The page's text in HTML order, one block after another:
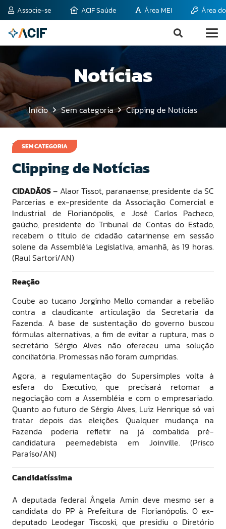
Associe-se ACIF Saúde Área MEI Área
Notícias
Início Sem categoria Clipping de Notícias
SEM CATEGORIA
14 de maio de 2008
Clipping de Notícias
CIDADÃOS– Alaor Tissot, paranaense, presidente da SC
Parcerias e ex-presidente da Associação Comercial e
Industrial de Florianópolis, e José Carlos Pacheco,
gaúcho, presidente do Tribunal de Contas do Estado,
recebem o título de cidadão catarinense em sessão
solene da Assembléia Legislativa, amanhã, às 19 horas.
(Raul Sartori/AN)
Reação
Coube ao tucano Jorginho Mello comandar a rebelião
contra a claudicante articulação da Secretaria da
Fazenda. A base de sustentação do governo buscou
fórmulas alternativas, a fim de evitar a ruptura, mas o
secretário Sérgio Alves não ofereceu uma solução
conciliatória. Promessas não foram cumpridas.
Agora, a regulamentação do Supersimples volta à
esfera do Executivo, que precisará retomar a
negociação com a Assembléia e com o empresariado.
Quanto ao futuro de Sérgio Alves, Luiz Henrique só vai
tratar depois das eleições. Qualquer mudança na
Fazenda poderia refletir na já combalida pré-
candidatura peemedebista em Joinville. (Prisco
Paraíso/AN)
Candidatíssima
A deputada federal Ângela Amin deve mesmo ser a
candidata do PP à Prefeitura de Florianópolis. O ex-
deputado Leodegar Tiscoski, que presidiu o Diretório